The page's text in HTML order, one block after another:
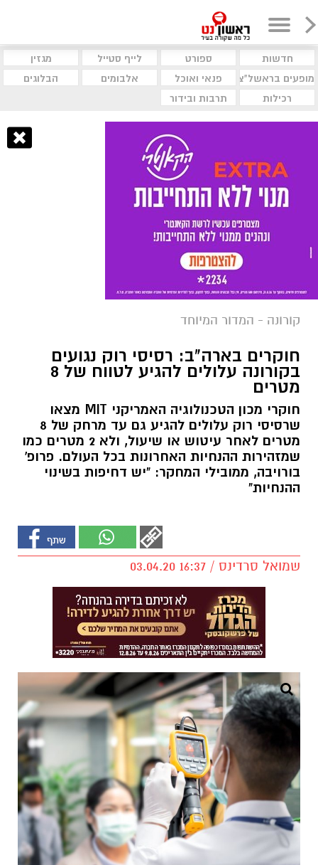
חדשות ספורט לייף סטייל
מגזין
מופעים בראשל"צ
פנאי ואוכל אלבומים
הבלוגים
רכילות
תרבות ובידור
קורונה - המדור המיוחד
חוקרים בארה"ב: רסיסי רוק נגועים
בקורונה עלולים להגיע לטווח של 8
מטרים
חוקרי מכון הטכנולוגיה האמריקני MIT מצאו
שרסיסי רוק עלולים להגיע גם עד מרחק של 8
מטרים לאחר עיטוש או שיעול, ולא 2 מטרים כמו
שמזהירות ההנחיות האחרונות בכל העולם. פרופ'
בורויבה, ממובילי המחקר: "יש דחיפות בשינוי
ההנחיות"
שמואל סרדינס / 16:37 03.04.20